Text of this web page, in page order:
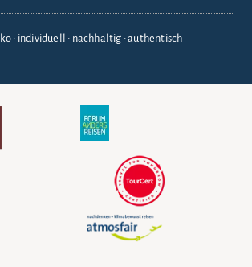
• individuell • nachhaltig • authentisch